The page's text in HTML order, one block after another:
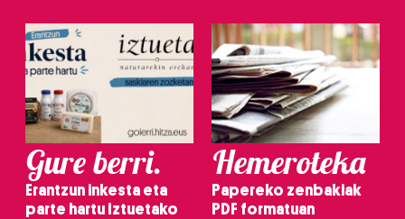
Gure berri.
Erantzun inkesta eta
parte hartu Iztuetako
Hemeroteka
Papereko zenbakiak
PDF formatuan